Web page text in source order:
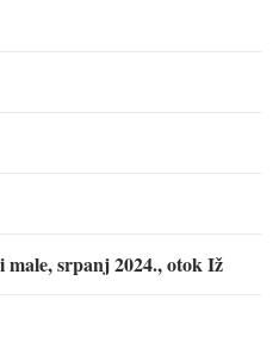
srpanj 2024., otok Iž